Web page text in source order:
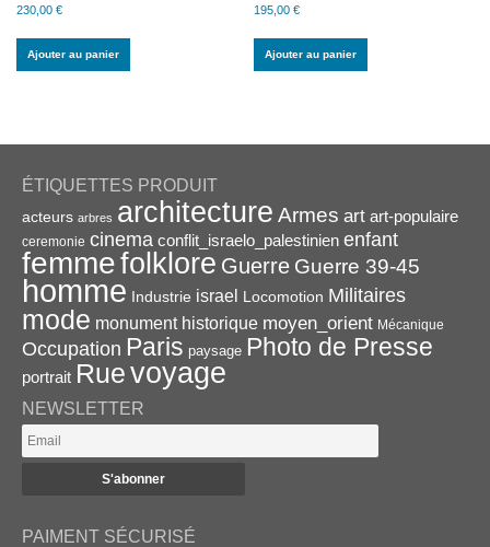
230,00 €
Ajouter au panier
195,00€
Ajouter au panier
ÉTIQUETTES PRODUIT
acteurs arbres architecture Armes art art-populaire
ceremonie cinema conflit_israelo_palestinien enfant
femmefolklore Guerre Guerre 39-45
homme Industrie israel Locomotion Militaires
mode monument historique moyen_orient Mécanique
Occupation Paris paysage Photo de Presse
portrait Ruevoyage
NEWSLETTER
PAIMENT SÉCURISÉ